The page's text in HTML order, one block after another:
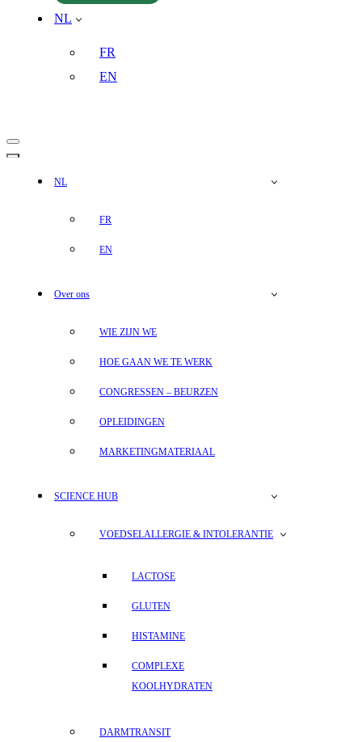
NL
FR
EN
Navigatie
Menu
Navigatie
NL
FR
EN
Over ons
WIE ZIJN WE
HOE GAAN WE TE WERK
CONGRESSEN – BEURZEN
OPLEIDINGEN
MARKETINGMATERIAAL
SCIENCE HUB
VOEDSELALLERGIE & INTOLERANTIE
LACTOSE
GLUTEN
HISTAMINE
COMPLEXE
KOOLHYDRATEN
DARMTRANSIT